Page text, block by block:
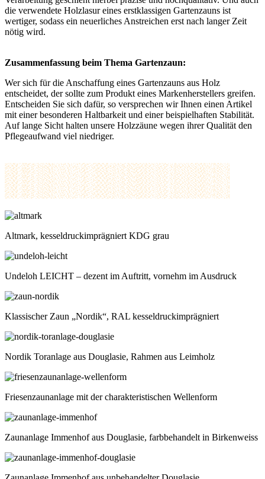
die verwendete Holzlasur eines erstklassigen Gartenzauns ist
wertiger, sodass ein neuerliches Anstreichen erst nach langer Zeit
nötig wird.
Zusammenfassung beim Thema Gartenzaun:
Wer sich für die Anschaffung eines Gartenzauns aus Holz
entscheidet, der sollte zum Produkt eines Markenherstellers greifen.
Entscheiden Sie sich dafür, so versprechen wir Ihnen einen Artikel
mit einer besonderen Haltbarkeit und einer beispielhaften Stabilität.
Auf lange Sicht halten unsere Holzzäune wegen ihrer Qualität den
Pflegeaufwand viel niedriger.
Altmark, kesseldruckimprägniert KDG grau
Undeloh LEICHT – dezent im Auftritt, vornehm im Ausdruck
Klassischer Zaun „Nordik“, RAL kesseldruckimprägniert
Nordik Toranlage aus Douglasie, Rahmen aus Leimholz
Friesenzaunanlage mit der charakteristischen Wellenform
Zaunanlage Immenhof aus Douglasie, farbbehandelt in Birkenweiss